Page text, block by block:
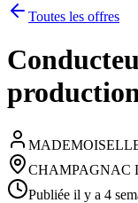
Toutes les offres
CHAMPAGNAC
Publiée il y a 4